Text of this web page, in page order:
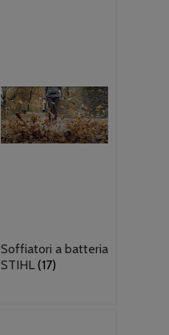
Soffiatori a batteria
STIHL(17)